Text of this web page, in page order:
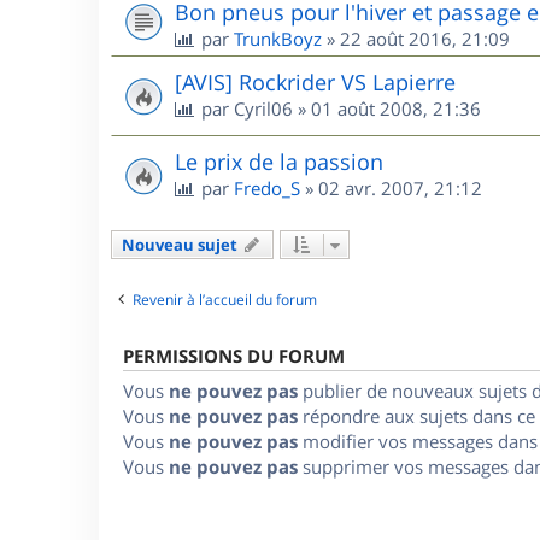
Bon pneus pour l'hiver et passage
par TrunkBoyz » 22 août 2016, 21:09
[AVIS] Rockrider VS Lapierre
par Cyril06 » 01 août 2008, 21:36
Le prix de la passion
par Fredo_S » 02 avr. 2007, 21:12
Nouveau sujet
Revenir à l’accueil du forum
PERMISSIONS DU FORUM
Vous ne pouvez pas publier de nouveaux sujets
Vous ne pouvez pas répondre aux sujets dans
Vous ne pouvez pas modifier vos messages
Vous ne pouvez pas supprimer vos messages